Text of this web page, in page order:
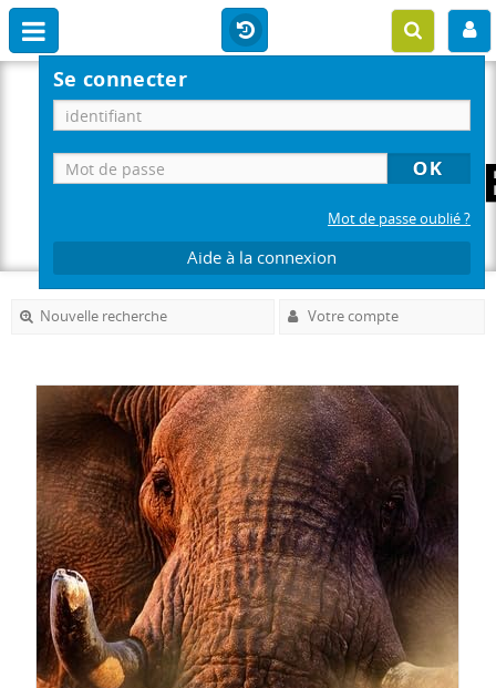
Se connecter
Mot de passe oublié ?
Aide à la connexion
Nouvelle recherche Votre compte